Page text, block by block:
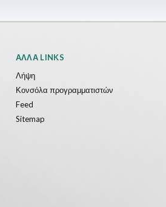
ΆΛΛΑ LINKS
Λήψη
Κονσόλα προγραμματιστών
Feed
Sitemap